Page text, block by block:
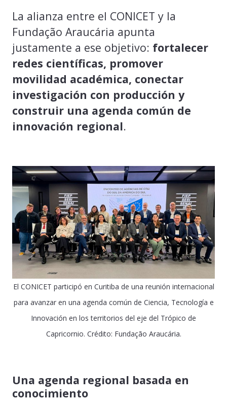
La alianza entre el CONICET y la
Fundação Araucária apunta
justamente a ese objetivo: fortalecer
redes científicas, promover
movilidad académica, conectar
investigación con producción y
construir una agenda común de
innovación regional.
El CONICET participó en Curitiba de una reunión internacional
para avanzar en una agenda común de Ciencia, Tecnología e
Innovación en los territorios del eje del Trópico de
Capricornio. Crédito: Fundação Araucária.
Una agenda regional basada en
conocimiento